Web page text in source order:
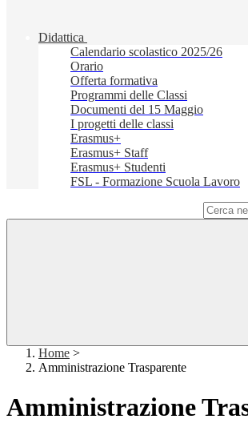
Didattica
Calendario scolastico 2025/26
Orario
Offerta formativa
Programmi delle Classi
Documenti del 15 Maggio
I progetti delle classi
Erasmus+
Erasmus+ Staff
Erasmus+ Studenti
FSL - Formazione Scuola Lavoro
Home >
Amministrazione Trasparente
Amministrazione